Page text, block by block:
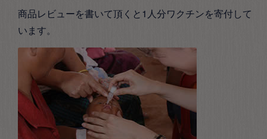
商品レビューを書いて頂くと1人分ワクチンを寄付して
います。